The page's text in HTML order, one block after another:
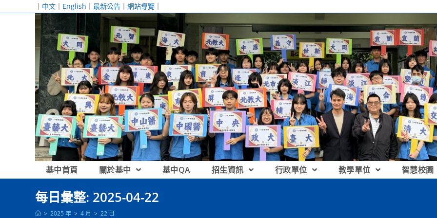
｜ 中文 ｜ English ｜ 最新公告 ｜ 網站導覽 ｜
基中首頁 關於基中 基中QA 招生資訊 行政單位 教學單位 智慧校園
每日彙整: 2025-04-22
> 2025 年 > 4 月 > 22 日